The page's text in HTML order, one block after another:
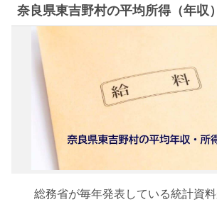
奈良県東吉野村の平均所得（年収）
総務省が毎年発表している統計資